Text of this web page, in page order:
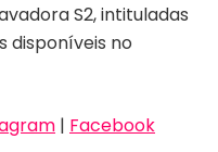
S2, intituladas
disponíveis no
| Facebook